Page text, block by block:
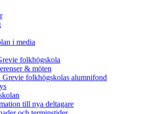
i media
folkhögskola
& möten
Grevie folkhögskolas alumnifond
till nya deltagare